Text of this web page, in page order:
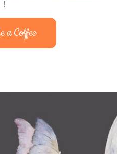
a Coffee